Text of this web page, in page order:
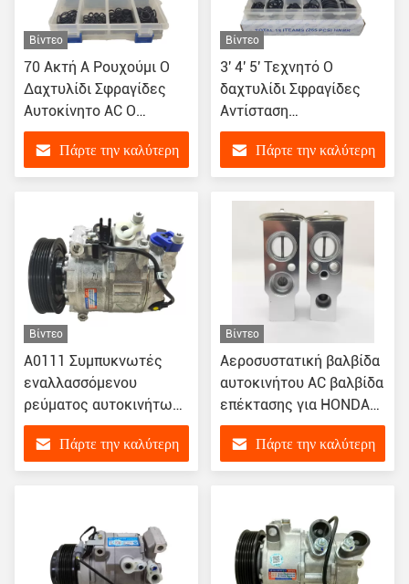
Βίντεο
70 Ακτή A Ρουχούμι O
Δαχτυλίδι Σφραγίδες
Αυτοκίνητο AC O
Δαχτυλίδι Κιτ Αντίσταση
UV
Πάρτε την καλύτερη
Βίντεο
3' 4' 5' Τεχνητό O
δαχτυλίδι Σφραγίδες
Αντίσταση
θερμοκρασίας 120C
Αυτοκινητοβιομηχανικά
AC O δαχτυλίδια
Πάρτε την καλύτερη
Βίντεο
Α0111 Συμπυκνωτές
εναλλασσόμενου
ρεύματος αυτοκινήτων
για Audi Q7 3.0T/VW
Touareg 3.0T
7L6820803T 351322811
Πάρτε την καλύτερη
Βίντεο
Αεροσυστατική βαλβίδα
αυτοκινήτου AC βαλβίδα
επέκτασης για HONDA
ACCORD CIVIC FIT
4475001482
4475001580
Πάρτε την καλύτερη